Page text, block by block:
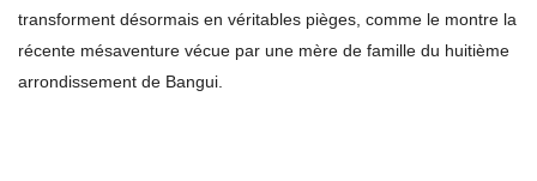
transforment désormais en véritables pièges, comme le montre la
récente mésaventure vécue par une mère de famille du huitième
arrondissement de Bangui.